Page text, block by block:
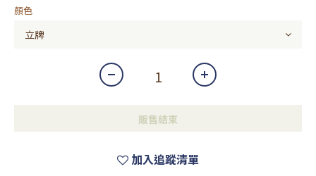
顏色
販售結束
加入追蹤清單